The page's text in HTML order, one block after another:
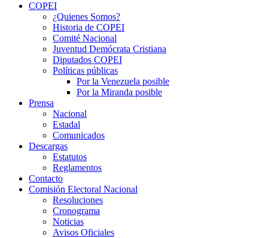
COPEI
¿Quienes Somos?
Historia de COPEI
Comité Nacional
Juventud Demócrata Cristiana
Diputados COPEI
Políticas públicas
Por la Venezuela posible
Por la Miranda posible
Prensa
Nacional
Estadal
Comunicados
Descargas
Estatutos
Reglamentos
Contacto
Comisión Electoral Nacional
Resoluciones
Cronograma
Noticias
Avisos Oficiales